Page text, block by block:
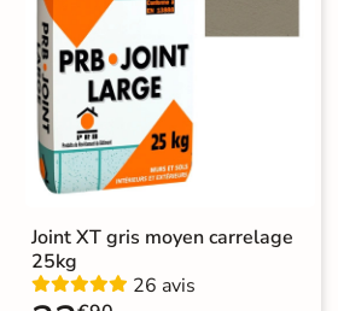
Finition
Surface
Nombres de
tampons
Variation de la
couleur
Joint XT gris moyen carrelage
25kg
26 avis